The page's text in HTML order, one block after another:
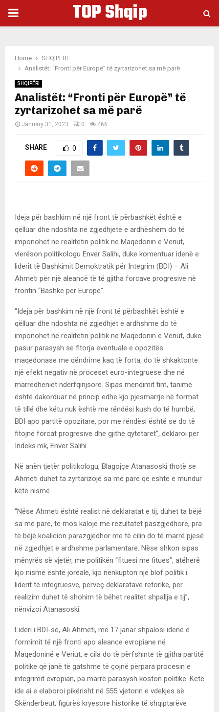
PRIMARY
TOP Shqip
Home
SHQIPËRI
Analistët: “Fronti për Europë” të zyrtarizohet sa më parë
SHQIPËRI
Analistët: “Fronti për Europë” të
zyrtarizohet sa më parë
January 31, 2023 0 466
SHARE 0
Ideja për bashkim në një front të përbashkët është e
qëlluar dhe ndoshta në zgjedhjete e ardhëshem do të
imponohet në realitetin politik në Maqedonin e Veriut,
vlerëson politikologu Enver Salihi, duke komentuar idenë e
liderit të Bashkimit Demoktratik për Integrim (BDI) – Ali
Ahmeti për një aleancë të të gjitha forcave progresive në
frontin “Bashkë për Europë”.
“Ideja për bashkim në një front të përbashkët është e
qëlluar dhe ndoshta në zgjedhjet e ardhshme do të
imponohet në realitetin politik në Maqedonin e Veriut, duke
pasur parasysh se fitorja eventuale e opozitës
maqedonase me qëndrime kaq të forta, do të shkaktonte
një efekt negativ në proceset euro-integruese dhe në
marrëdhëniet ndërfqinjsore. Sipas mendimit tim, tanimë
është dakorduar në princip edhe kjo pjesmarrje në format
të tillë dhe këtu nuk është me rëndësi kush do të humbë,
BDI apo partitë opozitare, por me rëndësi është se do të
fitojnë forcat progresive dhe gjithë qytetarët”, deklaroi për
Indeks.mk, Enver Salihi.
Në anën tjetër politikologu, Blagojçe Atanasoski thotë se
Ahmeti duhet ta zyrtarizojë sa më parë që është e mundur
këtë nismë.
“Nëse Ahmeti është realist në deklaratat e tij, duhet ta bëjë
sa më parë, të mos kalojë me rezultatet paszgjedhore, pra
të bëjë koalicion parazgjedhor me të cilin do të marrë pjesë
në zgjedhjet e ardhshme parlamentare. Nëse shkon sipas
mënyrës së vjetër, me politikën “fituesi me fitues”, atëherë
kjo nismë është joreale, kjo nënkupton një blof politik i
liderit të integruesve, përveç deklaratave retorike, për
realizim duhet të shohim të bëhet realitet shpallja e tij”,
nënvizoi Atanasoski.
Lideri i BDI-së, Ali Ahmeti, më 17 janar shpalosi idenë e
formimit të një fronti apo aleance evropiane në
Maqedoninë e Veriut, e cila do të përfshinte të gjitha partitë
politike që janë të gatshme të çojnë përpara procesin e
integrimit evropian, pa marrë parasysh koston politike. Këtë
ide ai e elaboroi pikërisht në 555 vjetorin e vdekjes së
Skënderbeut, figurës kryesore historike të shqiptarëve